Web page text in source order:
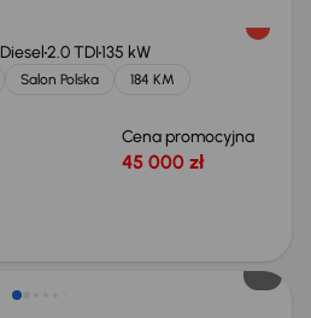
Diesel2.0 TDI135 kW
Salon Polska
184 KM
Cena promocyjna
45 000 zł